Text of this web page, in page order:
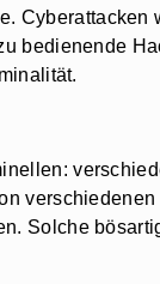
bedienende
Solche